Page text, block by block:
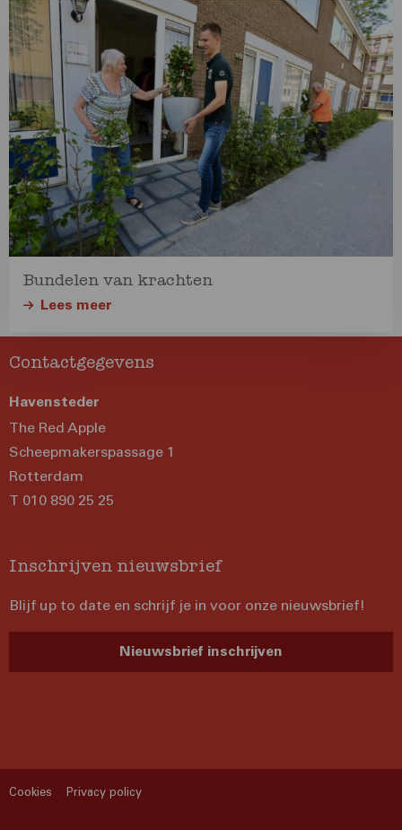
Bundelen van krachten
Lees meer
Lees
meer
Lees
meer
Contactgegevens
Havensteder
The Red Apple
Scheepmakerspassage 1
Rotterdam
T 010 890 25 25
Inschrijven nieuwsbrief
Blijf up to date en schrijf je in voor onze nieuwsbrief!
Nieuwsbrief inschrijven
Cookies Privacy policy